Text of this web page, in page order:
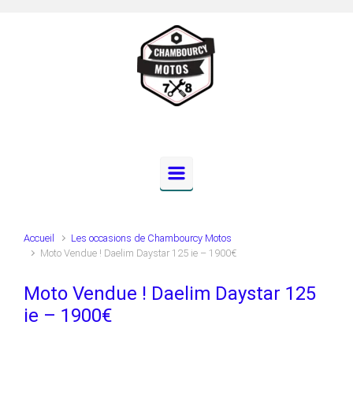
Accueil
Les occasions de Chambourcy Motos
Moto Vendue ! Daelim Daystar 125 ie – 1900€
Moto Vendue ! Daelim Daystar 125
ie – 1900€